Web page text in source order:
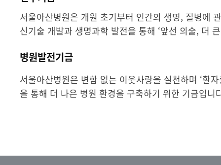
서울아산병원은 개원 초기부터 인간의 생명, 질병에
신기술 개발과 생명과학 발전을 통해 ‘앞선 의술, 더
병원발전기금
서울아산병원은 변함 없는 이웃사랑을 실천하며 ‘환
을 통해 더 나은 병원 환경을 구축하기 위한 기금입니